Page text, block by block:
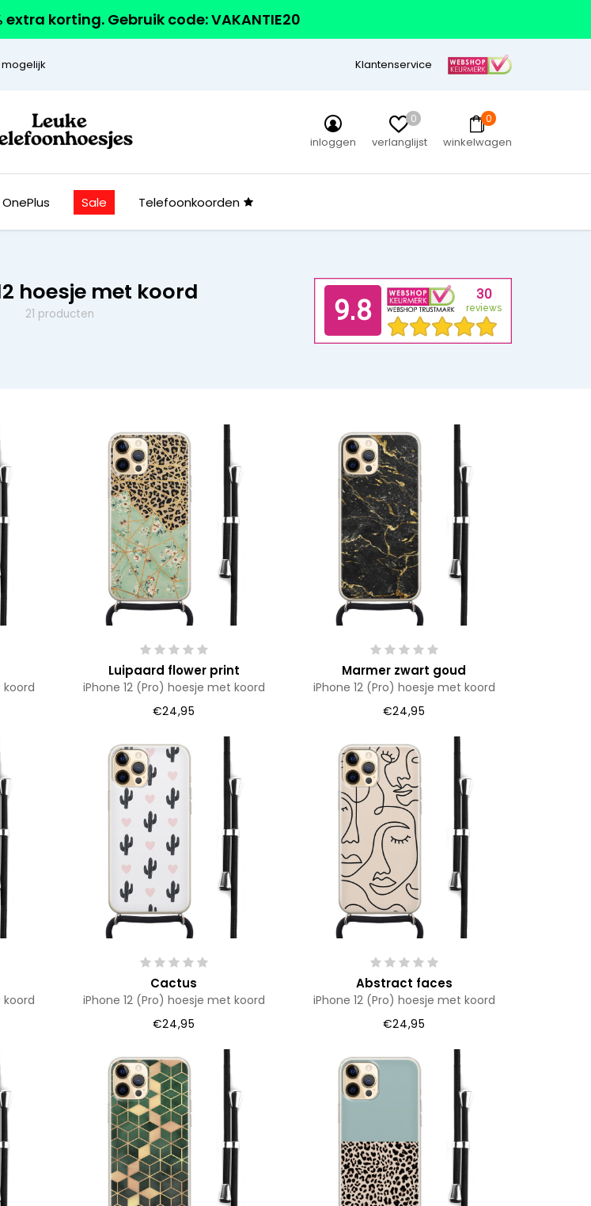
korting. Gebruik code: VAKANTIE20
Klantenservice
inloggen
0
verlanglijst
0
winkelwagen
OnePlus Sale Telefoonkoorden
hoesje met koord
21 producten
koord
Luipaard flower print
iPhone 12 (Pro) hoesje met koord
€24,95
Marmer zwart goud
iPhone 12 (Pro) hoesje met koord
€24,95
koord
Cactus
iPhone 12 (Pro) hoesje met koord
€24,95
Abstract faces
iPhone 12 (Pro) hoesje met koord
€24,95